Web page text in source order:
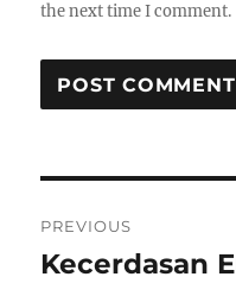
the next time I comment.
navigation
PREVIOUS
Previous
Kecerdasan